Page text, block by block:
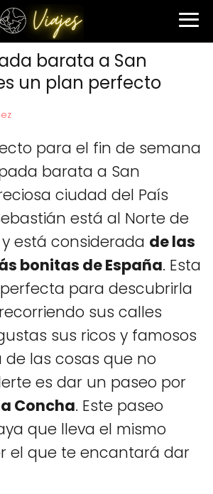
barata a San
un plan perfecto
para el fin de semana
barata a San
ciudad del País
está al Norte de
está considerada de las
bonitas de España. Esta
para descubrirla
sus calles
sus ricos y famosos
de las cosas que no
es dar un paseo por
Concha. Este paseo
que lleva el mismo
el que te encantará dar